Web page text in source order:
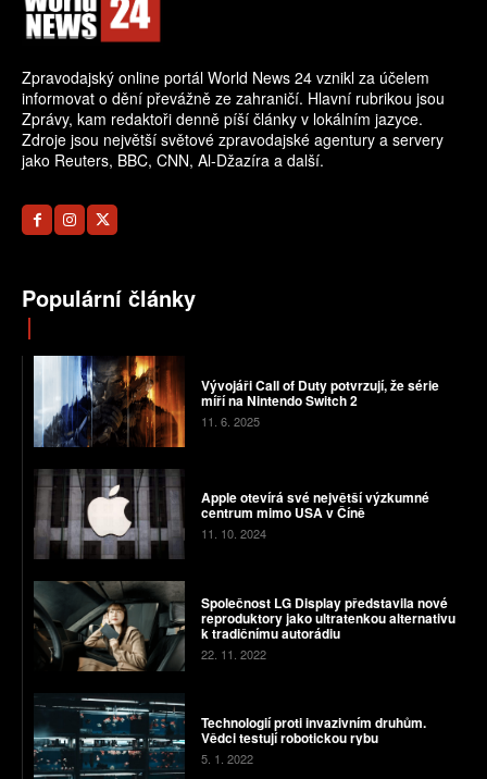
Zpravodajský online portál World News 24 vznikl za účelem
informovat o dění převážně ze zahraničí. Hlavní rubrikou jsou
Zprávy, kam redaktoři denně píší články v lokálním jazyce.
Zdroje jsou největší světové zpravodajské agentury a servery
jako Reuters, BBC, CNN, Al-Džazíra a další.
Populární články
Vývojáři Call of Duty potvrzují, že série
míří na Nintendo Switch 2
11. 6. 2025
Apple otevírá své největší výzkumné
centrum mimo USA v Číně
11. 10. 2024
Společnost LG Display představila nové
reproduktory jako ultratenkou alternativu
k tradičnímu autorádiu
22. 11. 2022
Technologií proti invazivním druhům.
Vědci testují robotickou rybu
5. 1. 2022